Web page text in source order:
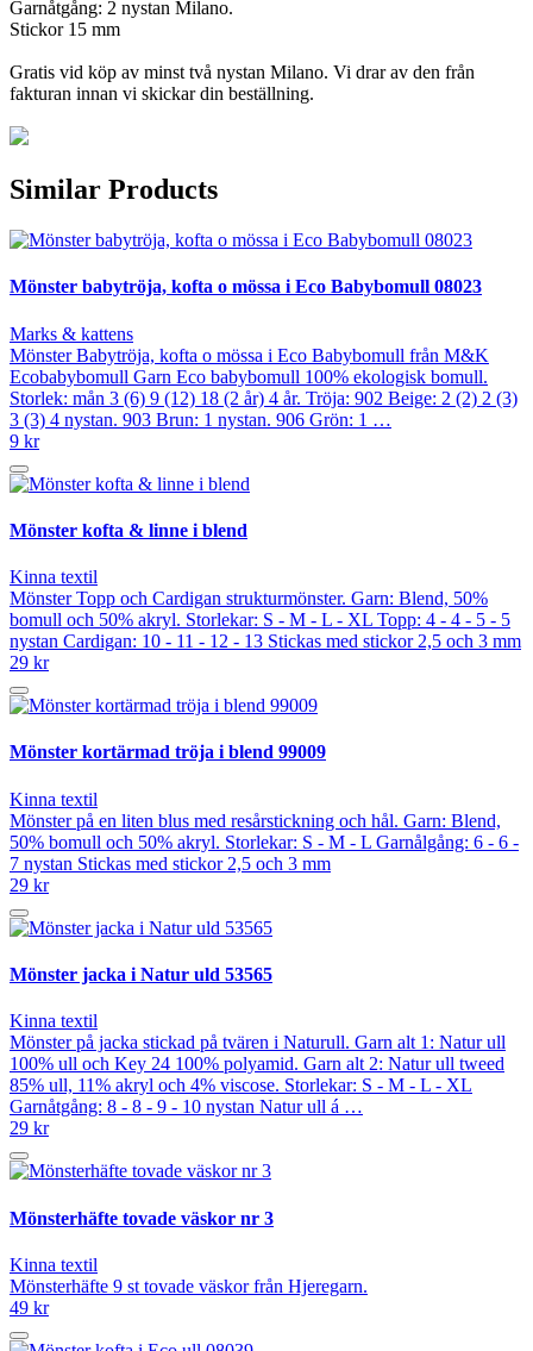
Garnåtgång: 2 nystan Milano.
Stickor 15 mm
Gratis vid köp av minst två nystan Milano. Vi drar av den från
fakturan innan vi skickar din beställning.
Similar Products
Mönster babytröja, kofta o mössa i Eco Babybomull 08023
Marks & kattens
Mönster Babytröja, kofta o mössa i Eco Babybomull från M&K
Ecobabybomull Garn Eco babybomull 100% ekologisk bomull.
Storlek: mån 3 (6) 9 (12) 18 (2 år) 4 år. Tröja: 902 Beige: 2 (2) 2 (3)
3 (3) 4 nystan. 903 Brun: 1 nystan. 906 Grön: 1 …
9 kr
Mönster kofta & linne i blend
Kinna textil
Mönster Topp och Cardigan strukturmönster. Garn: Blend, 50%
bomull och 50% akryl. Storlekar: S - M - L - XL Topp: 4 - 4 - 5 - 5
nystan Cardigan: 10 - 11 - 12 - 13 Stickas med stickor 2,5 och 3 mm
29 kr
Mönster kortärmad tröja i blend 99009
Kinna textil
Mönster på en liten blus med resårstickning och hål. Garn: Blend,
50% bomull och 50% akryl. Storlekar: S - M - L Garnålgång: 6 - 6 -
7 nystan Stickas med stickor 2,5 och 3 mm
29 kr
Mönster jacka i Natur uld 53565
Kinna textil
Mönster på jacka stickad på tvären i Naturull. Garn alt 1: Natur ull
100% ull och Key 24 100% polyamid. Garn alt 2: Natur ull tweed
85% ull, 11% akryl och 4% viscose. Storlekar: S - M - L - XL
Garnåtgång: 8 - 8 - 9 - 10 nystan Natur ull á …
29 kr
Mönsterhäfte tovade väskor nr 3
Kinna textil
Mönsterhäfte 9 st tovade väskor från Hjeregarn.
49 kr